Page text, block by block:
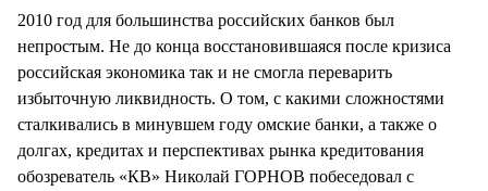
2010 год для большинства российских банков был
непростым. Не до конца восстановившаяся после кризиса
российская экономика так и не смогла переварить
избыточную ликвидность. О том, с какими сложностями
сталкивались в минувшем году омские банки, а также о
долгах, кредитах и перспективах рынка кредитования
обозреватель «КВ» Николай ГОРНОВ побеседовал с